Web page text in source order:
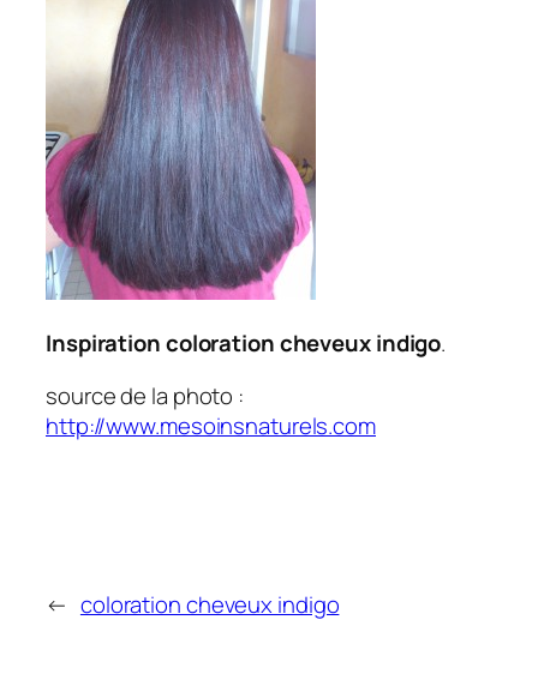
Inspiration coloration cheveux indigo.
source de la photo :
http://www.mesoinsnaturels.com
← coloration cheveux indigo